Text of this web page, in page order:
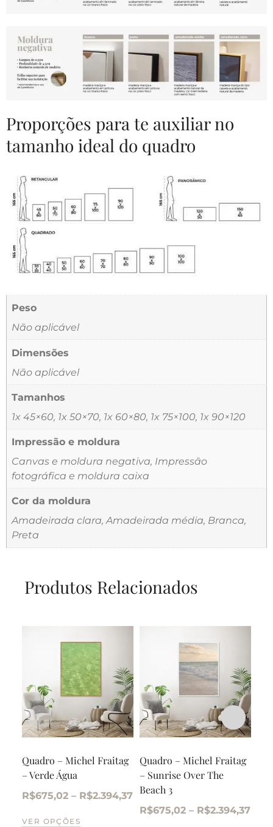
Proporções para te auxiliar no
tamanho ideal do quadro
Peso
Não aplicável
Dimensões
Não aplicável
Tamanhos
1x 45×60, 1x 50×70, 1x 60×80, 1x 75×100, 1x 90×120
Impressão e moldura
Canvas e moldura negativa, Impressão
fotográfica e moldura caixa
Cor da moldura
Amadeirada clara, Amadeirada média, Branca,
Preta
Produtos Relacionados
Quadro – Michel Fraitag
– Verde Água
R$675,02 – R$2.394,37
VER OPÇÕES
Quadro – Michel Fraitag
– Sunrise Over The
Beach 3
R$675,02 – R$2.394,37